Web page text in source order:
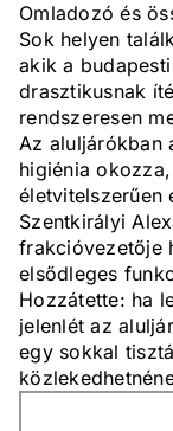
Omladozó és
Sok helyen
akik a
drasztikusnak
rendszeresen
Az aluljárókban
higiénia
életvitelszerűen
Szentkirályi
frakcióvezetője
elsődleges
Hozzátette: ha
jelenlét az
egy sokkal